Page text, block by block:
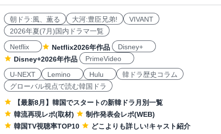
朝ドラ:風、薫る 大河:豊臣兄弟!
VIVANT
2026年夏(7月)国内ドラマ一覧
Netflix
Netflix2026年作品
Disney+
Disney+2026年作品
PrimeVideo
U-NEXT
Lemino Hulu
韓ドラ歴史コラム
グローバル視点で読む韓国ドラ
【最新8月】韓国でスタートの新韓ドラ月別一覧
韓流再現レポ(取材)
制作発表会レポ(WEB)
韓国TV視聴率TOP10
どこよりも詳しい!キャスト紹介